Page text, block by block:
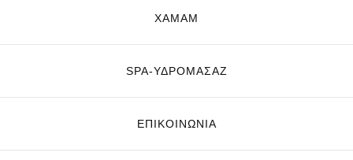
ΧΑΜΑΜ
SPA-ΥΔΡΟΜΑΣΆΖ
ΕΠΙΚΟΙΝΩΝΊΑ